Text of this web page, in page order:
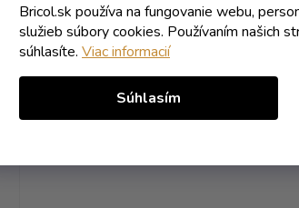
Bricol.sk používa na fungovanie webu,
služieb súbory cookies. Používaním našich
súhlasíte. Viac informacií
Súhlasím